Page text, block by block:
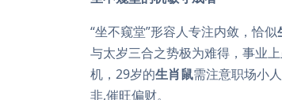
“坐不窥堂”形容人专注内敛，恰似
与太岁三合之势极为难得，事业
机，29岁的生肖鼠需注意职场小
非,催旺偏财。